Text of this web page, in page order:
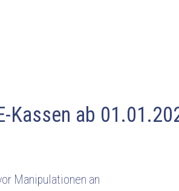
Kassen ab
Manipulationen an